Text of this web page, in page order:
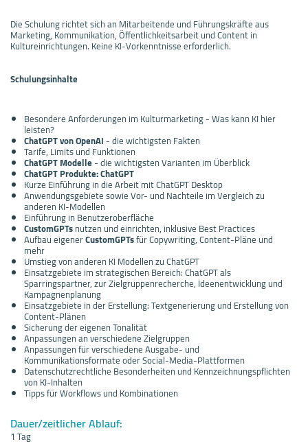
Die Schulung richtet sich an Mitarbeitende und Führungskräfte aus
Marketing, Kommunikation, Öffentlichkeitsarbeit und Content in
Kultureinrichtungen. Keine KI-Vorkenntnisse erforderlich.
Schulungsinhalte
Besondere Anforderungen im Kulturmarketing - Was kann KI hier
leisten?
ChatGPT von OpenAI - die wichtigsten Fakten
Tarife, Limits und Funktionen
ChatGPT Modelle- die wichtigsten Varianten im Überblick
ChatGPT Produkte: ChatGPT
Kurze Einführung in die Arbeit mit ChatGPT Desktop
Anwendungsgebiete sowie Vor- und Nachteile im Vergleich zu
anderen KI-Modellen
Einführung in Benutzeroberfläche
CustomGPTsnutzen und einrichten, inklusive Best Practices
Aufbau eigenerCustomGPTsfür Copywriting, Content-Pläne und
mehr
Umstieg von anderen KI Modellen zu ChatGPT
Einsatzgebiete im strategischen Bereich: ChatGPT als
Sparringspartner, zur Zielgruppenrecherche, Ideenentwicklung und
Kampagnenplanung
Einsatzgebiete in der Erstellung: Textgenerierung und Erstellung von
Content-Plänen
Sicherung der eigenen Tonalität
Anpassungen an verschiedene Zielgruppen
Anpassungen für verschiedene Ausgabe- und
Kommunikationsformate oder Social-Media-Plattformen
Datenschutzrechtliche Besonderheiten und Kennzeichnungspflichten
von KI-Inhalten
Tipps für Workflows und Kombinationen
Dauer/zeitlicher Ablauf:
1 Tag